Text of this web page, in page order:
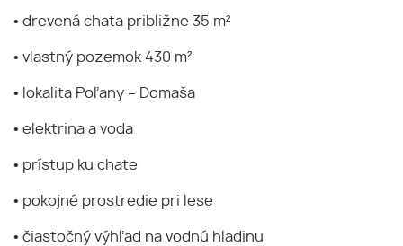
• drevená chata približne 35 m²
• vlastný pozemok 430 m²
• lokalita Poľany – Domaša
• elektrina a voda
• prístup ku chate
• pokojné prostredie pri lese
• čiastočný výhľad na vodnú hladinu